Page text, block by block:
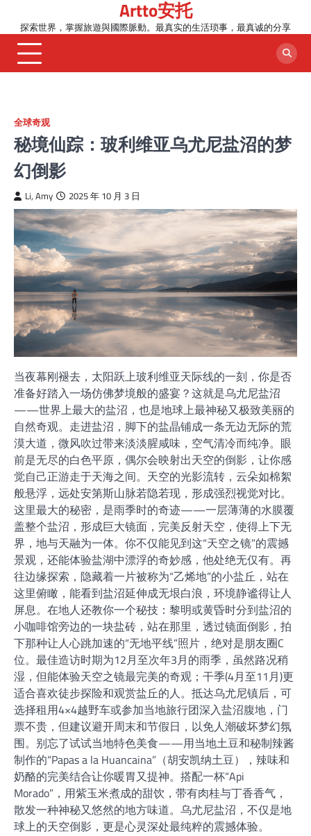
content
Artto安托
探索世界，掌握旅遊與國際脈動。最真实的生活琐事，最真诚的分享
全球奇观
秘境仙踪：玻利维亚乌尤尼盐沼的梦
幻倒影
Li, Amy 2025 年 10 月 3 日
当夜幕刚褪去，太阳跃上玻利维亚天际线的一刻，你是否
准备好踏入一场仿佛梦境般的盛宴？这就是乌尤尼盐沼
——世界上最大的盐沼，也是地球上最神秘又极致美丽的
自然奇观。走进盐沼，脚下的盐晶铺成一条无边无际的荒
漠大道，微风吹过带来淡淡腥咸味，空气清冷而纯净。眼
前是无尽的白色平原，偶尔会映射出天空的倒影，让你感
觉自己正游走于天海之间。天空的光影流转，云朵如棉絮
般悬浮，远处安第斯山脉若隐若现，形成强烈视觉对比。
这里最大的秘密，是雨季时的奇迹——一层薄薄的水膜覆
盖整个盐沼，形成巨大镜面，完美反射天空，使得上下无
界，地与天融为一体。你不仅能见到这“天空之镜”的震撼
景观，还能体验盐湖中漂浮的奇妙感，他处绝无仅有。再
往边缘探索，隐藏着一片被称为“乙烯地”的小盐丘，站在
这里俯瞰，能看到盐沼延伸成无垠白浪，环境静谧得让人
屏息。在地人还教你一个秘技：黎明或黄昏时分到盐沼的
小咖啡馆旁边的一块盐砖，站在那里，透过镜面倒影，拍
下那种让人心跳加速的“无地平线”照片，绝对是朋友圈C
位。最佳造访时期为12月至次年3月的雨季，虽然路况稍
湿，但能体验天空之镜最完美的奇观；干季(4月至11月)更
适合喜欢徒步探险和观赏盐丘的人。抵达乌尤尼镇后，可
选择租用4×4越野车或参加当地旅行团深入盐沼腹地，门
票不贵，但建议避开周末和节假日，以免人潮破坏梦幻氛
围。别忘了试试当地特色美食——用当地土豆和秘制辣酱
制作的“Papas a la Huancaina”（胡安凯纳土豆），辣味和
奶酪的完美结合让你暖胃又提神。搭配一杯“Api
Morado”，用紫玉米煮成的甜饮，带有肉桂与丁香香气，
散发一种神秘又悠然的地方味道。乌尤尼盐沼，不仅是地
球上的天空倒影，更是心灵深处最纯粹的震撼体验。